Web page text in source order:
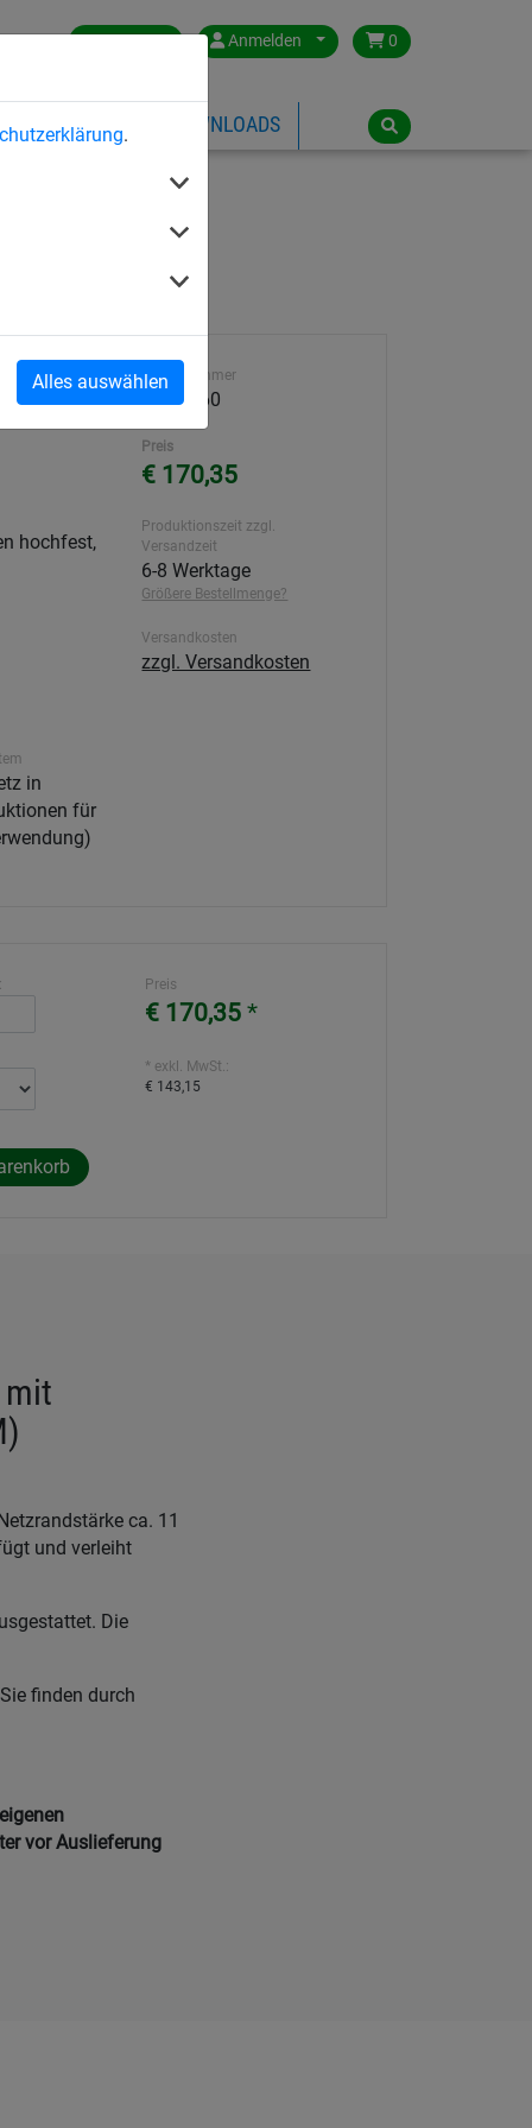
.
Alles auswählen
Germany Anmelden 0
ÜBER HUCK DOWNLOADS
hochfest,
in
für
Artikelnummer
3008-060
Preis
€ 170,35
Produktionszeit zzgl.
Versandzeit
6-8 Werktage
Größere Bestellmenge?
Versandkosten
zzgl. Versandkosten
Preis
€ 170,35 *
* exkl. MwSt.:
€ 143,15
mit
ca. 11
und verleiht
Die
finden durch
vor Auslieferung